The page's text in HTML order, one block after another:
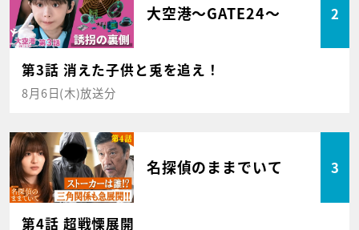
大空港～GATE24～ 2
第3話 消えた子供と兎を追え！
8月6日(木)放送分
名探偵のままでいて 3
第4話 超戦慄展開